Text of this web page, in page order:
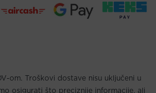
om. Troškovi dostave nisu uključeni u
osigurati što preciznije informacije, ali